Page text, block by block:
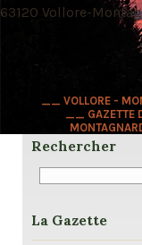
__ VOLLORE -
__ GAZETTE
63120 Vollore-
Rechercher
La Gazette